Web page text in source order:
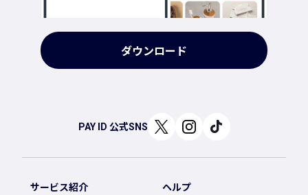
ダウンロード
PAY ID 公式SNS
サービス紹介 ヘルプ